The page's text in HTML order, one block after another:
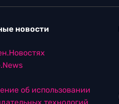
новости
об использовании